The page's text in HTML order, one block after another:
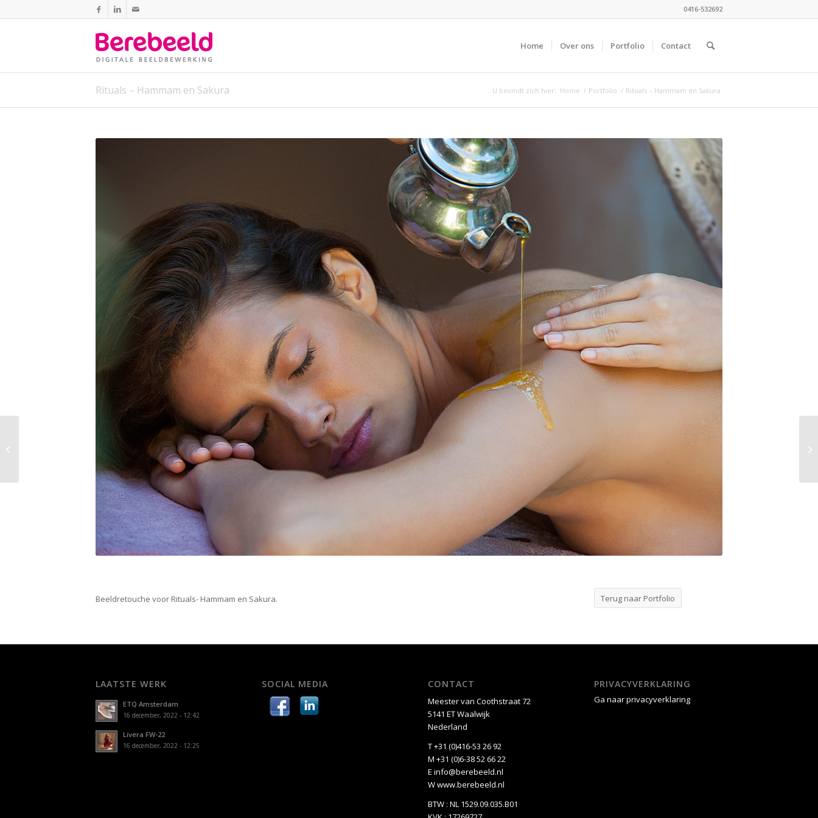
0416-532692
Home Over ons Portfolio Contact
Rituals – Hammam en Sakura U bevindt zich hier: Home / Portfolio / Rituals – Hammam en Sakura
Beeldretouche voor Rituals- Hammam en Sakura. Terug naar Portfolio
LAATSTE WERK
ETQ Amsterdam
16 december, 2022 - 12:42
Livera FW-22
16 december, 2022 - 12:25
SOCIAL MEDIA CONTACT
Meester van Coothstraat 72
5141 ET Waalwijk
Nederland
T +31 (0)416-53 26 92
M +31 (0)6-38 52 66 22
E info@berebeeld.nl
Wwww.berebeeld.nl
BTW : NL 1529.09.035.B01
PRIVACYVERKLARING
Ga naar privacyverklaring